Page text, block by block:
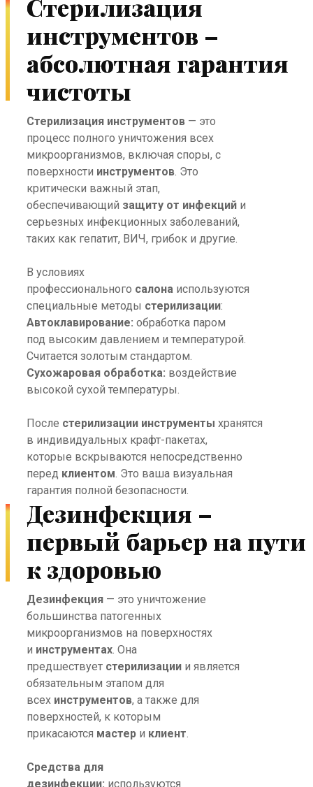
Стерилизация
инструментов –
абсолютная гарантия
чистоты
Стерилизация инструментов — это
процесс полного уничтожения всех
микроорганизмов, включая споры, с
поверхности инструментов. Это
критически важный этап,
обеспечивающий защиту от инфекций и
серьезных инфекционных заболеваний,
таких как гепатит, ВИЧ, грибок и другие.
В условиях
профессионального салона используются
специальные методы стерилизации:
Автоклавирование: обработка паром
под высоким давлением и температурой.
Считается золотым стандартом.
Сухожаровая обработка: воздействие
высокой сухой температуры.
После стерилизации инструменты хранятся
в индивидуальных крафт-пакетах,
которые вскрываются непосредственно
перед клиентом. Это ваша визуальная
гарантия полной безопасности.
Дезинфекция –
первый барьер на пути
к здоровью
Дезинфекция — это уничтожение
большинства патогенных
микроорганизмов на поверхностях
и инструментах. Она
предшествует стерилизации и является
обязательным этапом для
всех инструментов, а также для
поверхностей, к которым
прикасаются мастер и клиент.
Средства для
дезинфекции: используются